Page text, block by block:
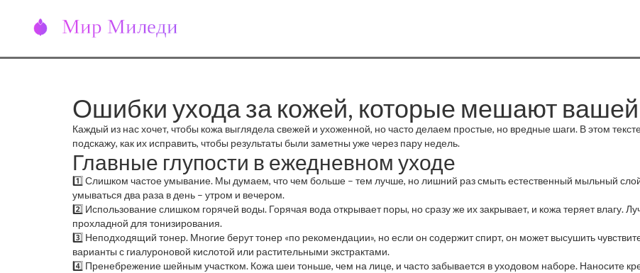
Ошибки ухода за кожей, которые мешают вашей
Каждый из нас хочет, чтобы кожа выглядела свежей и ухоженной, но часто делаем простые, но вредные шаги. В этом
подскажу, как их исправить, чтобы результаты были заметны уже через пару недель.
Главные глупости в ежедневном уходе
1️⃣ Слишком частое умывание. Мы думаем, что чем больше – тем лучше, но лишний раз смыть естественный мыльный
умываться два раза в день – утром и вечером.
2️⃣ Использование слишком горячей воды. Горячая вода открывает поры, но сразу же их закрывает, и кожа теряет влагу.
прохладной для тонизирования.
3️⃣ Неподходящий тонер. Многие берут тонер «по рекомендации», но если он содержит спирт, он может высушить
варианты с гиалуроновой кислотой или растительными экстрактами.
4️⃣ Пренебрежение шейным участком. Кожа шеи тоньше, чем на лице, и часто забывается в уходовом наборе. Наносите